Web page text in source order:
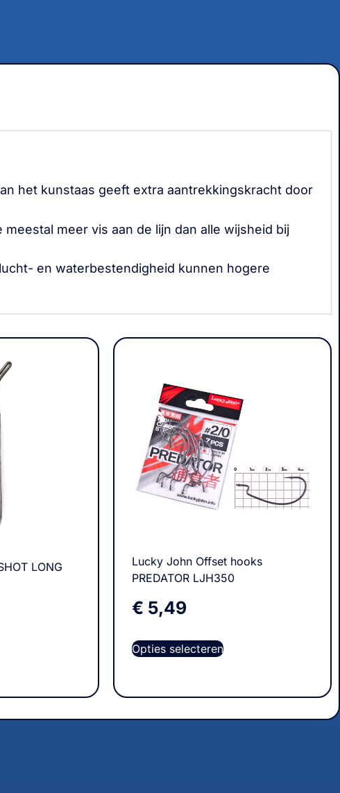
het kunstaas geeft extra aantrekkingskracht door
meer vis aan de lijn dan alle wijsheid bij
en waterbestendigheid kunnen hogere
LONG
Lucky John Offset hooks
PREDATOR LJH350
€ 5,49
Opties selecteren